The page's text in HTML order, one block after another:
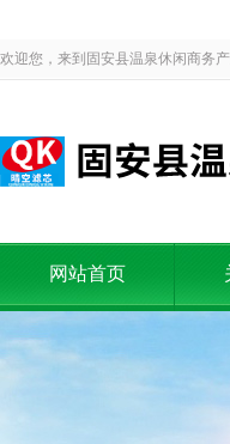
欢迎您，来到固安县温泉休闲商务
网站首页